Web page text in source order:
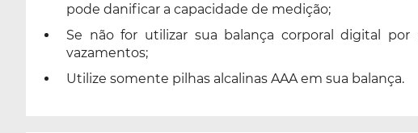
pode danificar a capacidade de medição;
Se não for utilizar sua balança corporal digital
vazamentos;
Utilize somente pilhas alcalinas AAA em sua balança.